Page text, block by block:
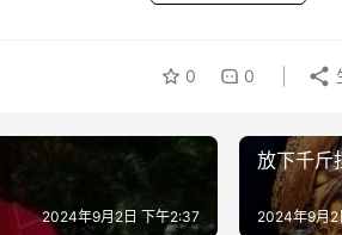
0 0
2024年9月2日 下午2:37
放下千斤
2024年9月2